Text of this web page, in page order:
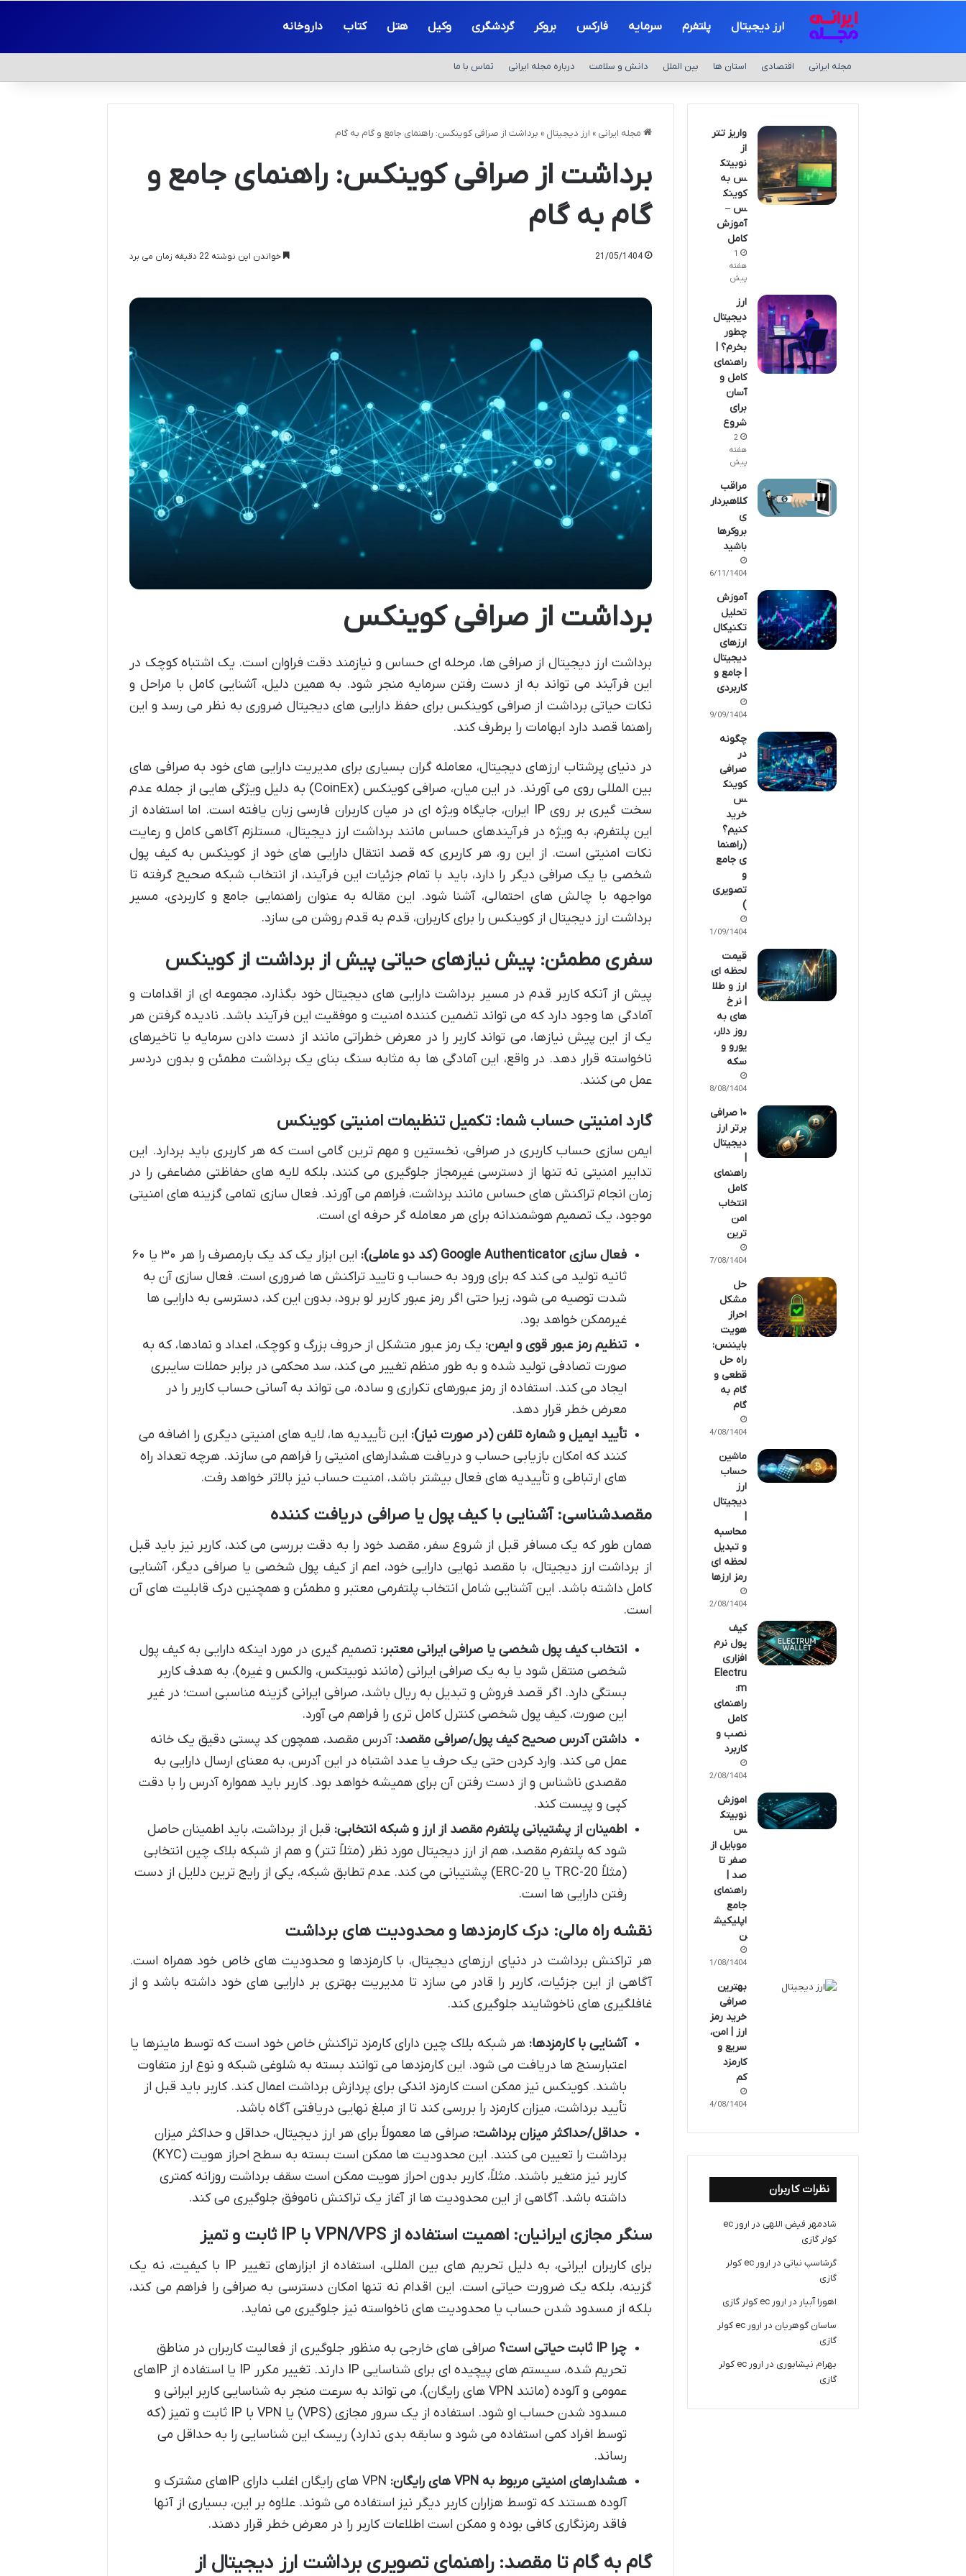
ارز دیجیتال پلتفرم سرمایه فارکس بروکر گردشگری وکیل هتل کتاب داروخانه
مجله ایرانی اقتصادی استان ها بین الملل دانش و سلامت درباره مجله ایرانی تماس با ما
مجله ایرانی » ارز دیجیتال » برداشت از صرافی کوینکس: راهنمای جامع و گام به گام
برداشت از صرافی کوینکس: راهنمای جامع و
گام به گام
21/05/1404 خواندن این نوشته 22 دقیقه زمان می برد
برداشت از صرافی کوینکس
برداشت ارز دیجیتال از صرافی ها، مرحله ای حساس و نیازمند دقت فراوان است. یک اشتباه کوچک در
این فرآیند می تواند به از دست رفتن سرمایه منجر شود. به همین دلیل، آشنایی کامل با مراحل و
نکات حیاتی برداشت از صرافی کوینکس برای حفظ دارایی های دیجیتال ضروری به نظر می رسد و این
راهنما قصد دارد ابهامات را برطرف کند.
در دنیای پرشتاب ارزهای دیجیتال، معامله گران بسیاری برای مدیریت دارایی های خود به صرافی های
بین المللی روی می آورند. در این میان، صرافی کوینکس (CoinEx) به دلیل ویژگی هایی از جمله عدم
سخت گیری بر روی IP ایران، جایگاه ویژه ای در میان کاربران فارسی زبان یافته است. اما استفاده از
این پلتفرم، به ویژه در فرآیندهای حساس مانند برداشت ارز دیجیتال، مستلزم آگاهی کامل و رعایت
نکات امنیتی است. از این رو، هر کاربری که قصد انتقال دارایی های خود از کوینکس به کیف پول
شخصی یا یک صرافی دیگر را دارد، باید با تمام جزئیات این فرآیند، از انتخاب شبکه صحیح گرفته تا
مواجهه با چالش های احتمالی، آشنا شود. این مقاله به عنوان راهنمایی جامع و کاربردی، مسیر
برداشت ارز دیجیتال از کوینکس را برای کاربران، قدم به قدم روشن می سازد.
سفری مطمئن: پیش نیازهای حیاتی پیش از برداشت از کوینکس
پیش از آنکه کاربر قدم در مسیر برداشت دارایی های دیجیتال خود بگذارد، مجموعه ای از اقدامات و
آمادگی ها وجود دارد که می تواند تضمین کننده امنیت و موفقیت این فرآیند باشد. نادیده گرفتن هر
یک از این پیش نیازها، می تواند کاربر را در معرض خطراتی مانند از دست دادن سرمایه یا تاخیرهای
ناخواسته قرار دهد. در واقع، این آمادگی ها به مثابه سنگ بنای یک برداشت مطمئن و بدون دردسر
عمل می کنند.
گارد امنیتی حساب شما: تکمیل تنظیمات امنیتی کوینکس
ایمن سازی حساب کاربری در صرافی، نخستین و مهم ترین گامی است که هر کاربری باید بردارد. این
تدابیر امنیتی نه تنها از دسترسی غیرمجاز جلوگیری می کنند، بلکه لایه های حفاظتی مضاعفی را در
زمان انجام تراکنش های حساس مانند برداشت، فراهم می آورند. فعال سازی تمامی گزینه های امنیتی
موجود، یک تصمیم هوشمندانه برای هر معامله گر حرفه ای است.
فعال سازی Google Authenticator (کد دو عاملی):
این ابزار یک کد یک بارمصرف را هر ۳۰ یا ۶۰
ثانیه تولید می کند که برای ورود به حساب و تایید تراکنش ها ضروری است. فعال سازی آن به
شدت توصیه می شود، زیرا حتی اگر رمز عبور کاربر لو برود، بدون این کد، دسترسی به دارایی ها
غیرممکن خواهد بود.
تنظیم رمز عبور قوی و ایمن: یک رمز عبور متشکل از حروف بزرگ و کوچک، اعداد و نمادها، که به
صورت تصادفی تولید شده و به طور منظم تغییر می کند، سد محکمی در برابر حملات سایبری
ایجاد می کند. استفاده از رمز عبورهای تکراری و ساده، می تواند به آسانی حساب کاربر را در
معرض خطر قرار دهد.
تأیید ایمیل و شماره تلفن (در صورت نیاز): این تأییدیه ها، لایه های امنیتی دیگری را اضافه می
کنند که امکان بازیابی حساب و دریافت هشدارهای امنیتی را فراهم می سازند. هرچه تعداد راه
های ارتباطی و تأییدیه های فعال بیشتر باشد، امنیت حساب نیز بالاتر خواهد رفت.
مقصدشناسی: آشنایی با کیف پول یا صرافی دریافت کننده
همان طور که یک مسافر قبل از شروع سفر، مقصد خود را به دقت بررسی می کند، کاربر نیز باید قبل
از برداشت ارز دیجیتال، با مقصد نهایی دارایی خود، اعم از کیف پول شخصی یا صرافی دیگر، آشنایی
کامل داشته باشد. این آشنایی شامل انتخاب پلتفرمی معتبر و مطمئن و همچنین درک قابلیت های آن
است.
انتخاب کیف پول شخصی یا صرافی ایرانی معتبر: تصمیم گیری در مورد اینکه دارایی به کیف پول
شخصی منتقل شود یا به یک صرافی ایرانی (مانند نوبیتکس، والکس و غیره)، به هدف کاربر
بستگی دارد. اگر قصد فروش و تبدیل به ریال باشد، صرافی ایرانی گزینه مناسبی است؛ در غیر
این صورت، کیف پول شخصی کنترل کامل تری را فراهم می آورد.
داشتن آدرس صحیح کیف پول/صرافی مقصد: آدرس مقصد، همچون کد پستی دقیق یک خانه
عمل می کند. وارد کردن حتی یک حرف یا عدد اشتباه در این آدرس، به معنای ارسال دارایی به
مقصدی ناشناس و از دست رفتن آن برای همیشه خواهد بود. کاربر باید همواره آدرس را با دقت
کپی و پیست کند.
اطمینان از پشتیبانی پلتفرم مقصد از ارز و شبکه انتخابی: قبل از برداشت، باید اطمینان حاصل
شود که پلتفرم مقصد، هم از ارز دیجیتال مورد نظر (مثلاً تتر) و هم از شبکه بلاک چین انتخابی
(مثلاً TRC-20 یا ERC-20) پشتیبانی می کند. عدم تطابق شبکه، یکی از رایج ترین دلایل از دست
رفتن دارایی ها است.
نقشه راه مالی: درک کارمزدها و محدودیت های برداشت
هر تراکنش برداشت در دنیای ارزهای دیجیتال، با کارمزدها و محدودیت های خاص خود همراه است.
آگاهی از این جزئیات، کاربر را قادر می سازد تا مدیریت بهتری بر دارایی های خود داشته باشد و از
غافلگیری های ناخوشایند جلوگیری کند.
آشنایی با کارمزدها: هر شبکه بلاک چین دارای کارمزد تراکنش خاص خود است که توسط ماینرها یا
اعتبارسنج ها دریافت می شود. این کارمزدها می توانند بسته به شلوغی شبکه و نوع ارز متفاوت
باشند. کوینکس نیز ممکن است کارمزد اندکی برای پردازش برداشت اعمال کند. کاربر باید قبل از
تأیید برداشت، میزان کارمزد را بررسی کند تا از مبلغ نهایی دریافتی آگاه باشد.
حداقل/حداکثر میزان برداشت: صرافی ها معمولاً برای هر ارز دیجیتال، حداقل و حداکثر میزان
برداشت را تعیین می کنند. این محدودیت ها ممکن است بسته به سطح احراز هویت (KYC)
کاربر نیز متغیر باشند. مثلاً، کاربر بدون احراز هویت ممکن است سقف برداشت روزانه کمتری
داشته باشد. آگاهی از این محدودیت ها از آغاز یک تراکنش ناموفق جلوگیری می کند.
سنگر مجازی ایرانیان: اهمیت استفاده از VPN/VPS با IP ثابت و تمیز
برای کاربران ایرانی، به دلیل تحریم های بین المللی، استفاده از ابزارهای تغییر IP با کیفیت، نه یک
گزینه، بلکه یک ضرورت حیاتی است. این اقدام نه تنها امکان دسترسی به صرافی را فراهم می کند،
بلکه از مسدود شدن حساب یا محدودیت های ناخواسته نیز جلوگیری می نماید.
چرا IP ثابت حیاتی است؟
صرافی های خارجی به منظور جلوگیری از فعالیت کاربران در مناطق
تحریم شده، سیستم های پیچیده ای برای شناسایی IP دارند. تغییر مکرر IP یا استفاده از IPهای
عمومی و آلوده (مانند VPN های رایگان)، می تواند به سرعت منجر به شناسایی کاربر ایرانی و
مسدود شدن حساب او شود. استفاده از یک سرور مجازی (VPS) یا VPN با IP ثابت و تمیز (که
توسط افراد کمی استفاده می شود و سابقه بدی ندارد) ریسک این شناسایی را به حداقل می
رساند.
هشدارهای امنیتی مربوط به VPN های رایگان:
VPN های رایگان اغلب دارای IPهای مشترک و
آلوده هستند که توسط هزاران کاربر دیگر نیز استفاده می شوند. علاوه بر این، بسیاری از آنها
فاقد رمزنگاری کافی بوده و ممکن است اطلاعات کاربر را در معرض خطر قرار دهند.
گام به گام تا مقصد: راهنمای تصویری برداشت ارز دیجیتال از
واریز تتر
از
نوبیتک
س به
کوینک
س –
آموزش
کامل
1
هفته
پیش
ارز
دیجیتال
چطور
بخرم؟ |
راهنمای
کامل و
آسان
برای
شروع
2
هفته
پیش
مراقب
کلاهبردار
ی
بروکرها
باشید
16/11/1404
آموزش
تحلیل
تکنیکال
ارزهای
دیجیتال
| جامع و
کاربردی
09/09/1404
چگونه
در
صرافی
کوینک
س
خرید
کنیم؟
(راهنما
ی جامع
و
تصویری
)
01/09/1404
قیمت
لحظه ای
ارز و طلا
| نرخ
های به
روز دلار،
یورو و
سکه
18/08/1404
۱۰ صرافی
برتر ارز
دیجیتال
|
راهنمای
کامل
انتخاب
امن
ترین
17/08/1404
حل
مشکل
احراز
هویت
بایننس:
راه حل
قطعی و
گام به
گام
14/08/1404
ماشین
حساب
ارز
دیجیتال
|
محاسبه
و تبدیل
لحظه ای
رمز ارزها
12/08/1404
کیف
پول نرم
افزاری
Electru
m:
راهنمای
کامل
نصب و
کاربرد
12/08/1404
اموزش
نوبیتک
س
موبایل از
صفر تا
صد |
راهنمای
جامع
اپلیکیش
ن
11/08/1404
بهترین
صرافی
خرید رمز
ارز | امن،
سریع و
کارمزد
کم
04/08/1404
نظرات کاربران
شادمهر فیض اللهی در
ارور ec
کولر گازی
گرشاسپ نباتی در
ارور ec کولر
گازی
اهورا آبیار در ارور ec کولر گازی
ساسان گوهریان در
ارور ec کولر
گازی
بهرام نیشابوری در
ارور ec کولر
گازی